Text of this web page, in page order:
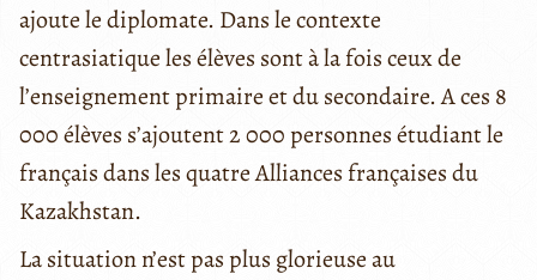
ajoute le diplomate. Dans le contexte
centrasiatique les élèves sont à la fois ceux de
l’enseignement primaire et du secondaire. A ces 8
000 élèves s’ajoutent 2 000 personnes étudiant le
français dans les quatre Alliances françaises du
Kazakhstan.
La situation n’est pas plus glorieuse au